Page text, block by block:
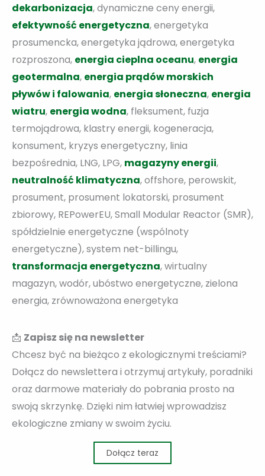
dekarbonizacja, dynamiczne ceny energii,
efektywność energetyczna, energetyka
prosumencka, energetyka jądrowa, energetyka
rozproszona, energia cieplna oceanu, energia
geotermalna, energia prądów morskich
pływów i falowania, energia słoneczna, energia
wiatru, energia wodna, fleksument, fuzja
termojądrowa, klastry energii, kogeneracja,
konsument, kryzys energetyczny, linia
bezpośrednia, LNG, LPG, magazyny energii,
neutralność klimatyczna, offshore, perowskit,
prosument, prosument lokatorski, prosument
zbiorowy, REPowerEU, Small Modular Reactor (SMR),
spółdzielnie energetyczne (wspólnoty
energetyczne), system net-billingu,
transformacja energetyczna, wirtualny
magazyn, wodór, ubóstwo energetyczne, zielona
energia, zrównoważona energetyka
📩 Zapisz się na newsletter
Chcesz być na bieżąco z ekologicznymi treściami?
Dołącz do newslettera i otrzymuj artykuły, poradniki
oraz darmowe materiały do pobrania prosto na
swoją skrzynkę. Dzięki nim łatwiej wprowadzisz
ekologiczne zmiany w swoim życiu.
Dołącz teraz